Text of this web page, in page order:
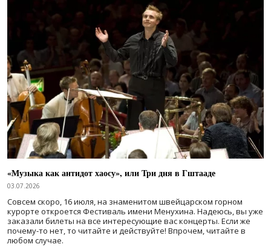
«Музыка как антидот хаосу», или Три дня в Гштааде
03.07.2026
Совсем скоро, 16 июля, на знаменитом швейцарском горном
курорте откроется Фестиваль имени Менухина. Надеюсь, вы уже
заказали билеты на все интересующие вас концерты. Если же
почему-то нет, то читайте и действуйте! Впрочем, читайте в
любом случае.